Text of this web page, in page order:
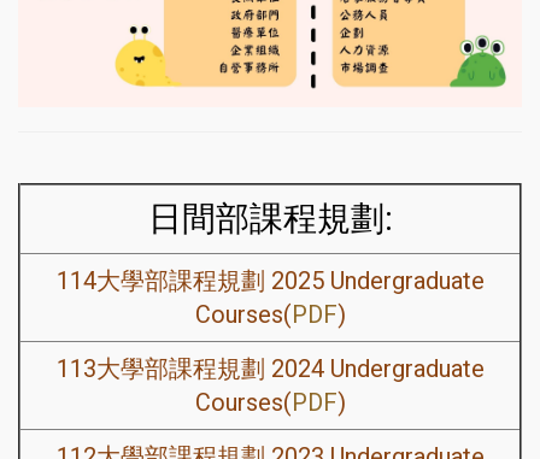
日間部課程規劃:
114大學部課程規劃 2025 Undergraduate
Courses(PDF)
113大學部課程規劃 2024 Undergraduate
Courses(PDF)